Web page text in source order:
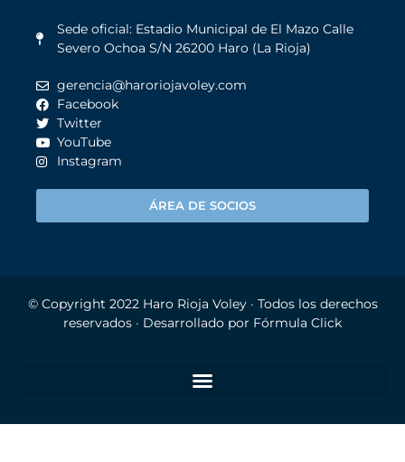
Sede oficial: Estadio Municipal de El Mazo Calle
Severo Ochoa S/N 26200 Haro (La Rioja)
gerencia@haroriojavoley.com
Facebook
Twitter
YouTube
Instagram
ÁREA DE SOCIOS
© Copyright 2022 Haro Rioja Voley· Todos los derechos
reservados · Desarrollado por Fórmula Click